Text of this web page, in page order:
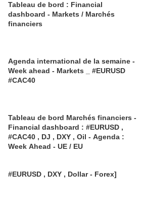
Tableau de bord : Financial
dashboard - Markets / Marchés
financiers
Agenda international de la semaine -
Week ahead - Markets _ #EURUSD
#CAC40
Tableau de bord Marchés financiers -
Financial dashboard : #EURUSD ,
#CAC40 , DJ , DXY , Oil - Agenda :
Week Ahead - UE / EU
#EURUSD , DXY , Dollar - Forex]